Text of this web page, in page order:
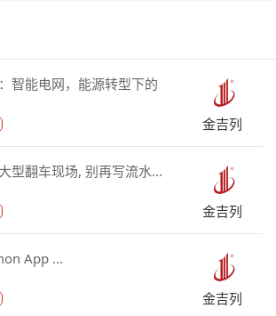
智能电网，能源转型下的
金吉列
型翻车现场, 别再写流水...
金吉列
App ...
金吉列